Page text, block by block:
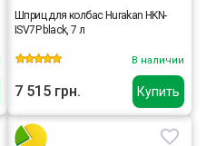
Купить
Шприц для колбас Hurakan HKN-
ISV7P black, 7 л
В наличии
7 515 грн.